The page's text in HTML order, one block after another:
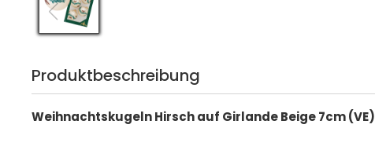
Produktbeschreibung
Weihnachtskugeln Hirsch auf Girlande Beige 7cm (VE)